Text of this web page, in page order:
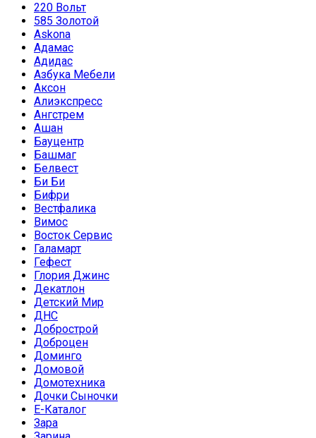
220 Вольт
585 Золотой
Askona
Адамас
Адидас
Азбука Мебели
Аксон
Алиэкспресс
Ангстрем
Ашан
Бауцентр
Башмаг
Белвест
Би Би
Бифри
Вестфалика
Вимос
Восток Сервис
Галамарт
Гефест
Глория Джинс
Декатлон
Детский Мир
ДНС
Добрострой
Доброцен
Доминго
Домовой
Домотехника
Дочки Сыночки
Е-Каталог
Зара